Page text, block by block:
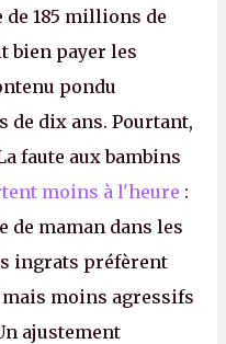
de 185 millions de
bien payer les
pondu
de dix ans. Pourtant,
faute aux bambins
moins à l'heure :
de maman dans les
ingrats préfèrent
moins agressifs
ajustement